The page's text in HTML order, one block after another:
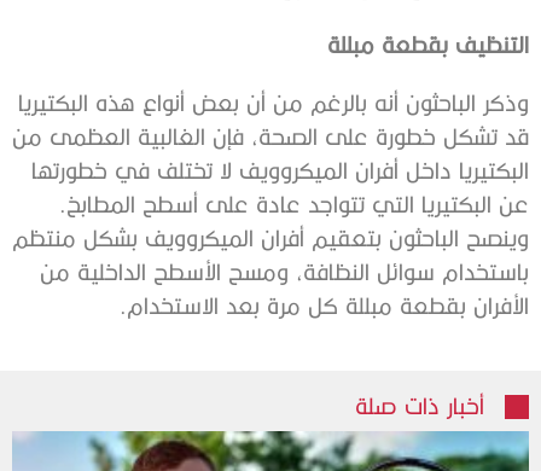
التنظيف بقطعة مبللة
وذكر الباحثون أنه بالرغم من أن بعض أنواع هذه البكتيريا
قد تشكل خطورة على الصحة، فإن الغالبية العظمى من
البكتيريا داخل أفران الميكروويف لا تختلف في خطورتها
عن البكتيريا التي تتواجد عادة على أسطح المطابخ.
وينصح الباحثون بتعقيم أفران الميكروويف بشكل منتظم
باستخدام سوائل النظافة، ومسح الأسطح الداخلية من
الأفران بقطعة مبللة كل مرة بعد الاستخدام.
أخبار ذات صلة